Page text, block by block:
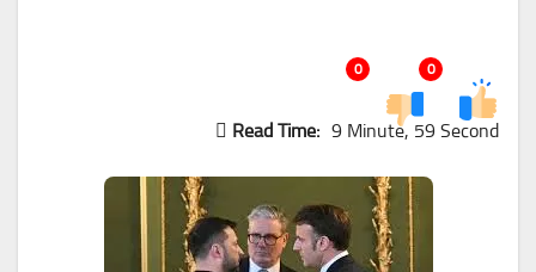
0
0
Read Time: 9 Minute, 59 Second